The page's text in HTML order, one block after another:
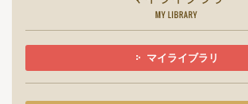
マイライブラリ